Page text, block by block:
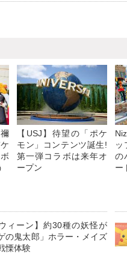
【USJ】待望の「ポケ
モン」コンテンツ誕生!
第一弾コラボは来年オ
ープン
ッ
の
ー
ィーン】約30種の妖怪が
の鬼太郎」ホラー・メイズ
慄体験